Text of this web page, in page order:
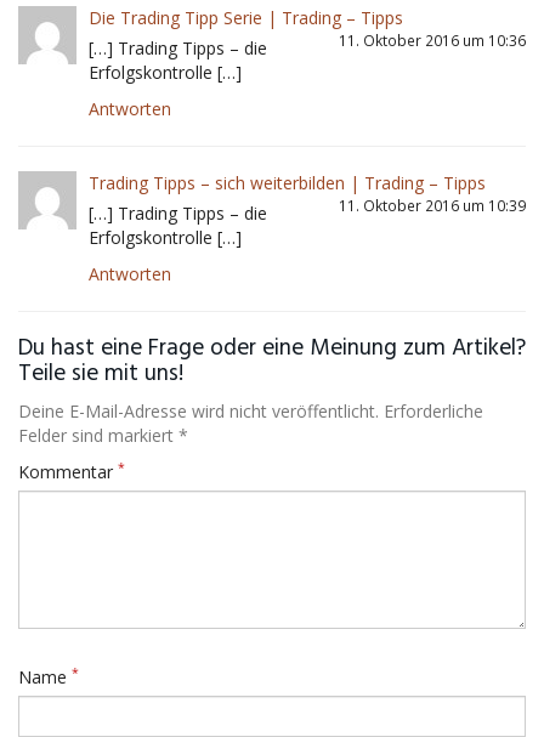
Die Trading Tipp Serie | Trading – Tipps
11. Oktober 2016 um 10:36
[…] Trading Tipps – die
Erfolgskontrolle […]
Antworten
Trading Tipps – sich weiterbilden | Trading – Tipps
11. Oktober 2016 um 10:39
[…] Trading Tipps – die
Erfolgskontrolle […]
Antworten
Du hast eine Frage oder eine Meinung zum Artikel?
Teile sie mit uns!
Deine E-Mail-Adresse wird nicht veröffentlicht. Erforderliche
Felder sind markiert *
Kommentar *
Name *